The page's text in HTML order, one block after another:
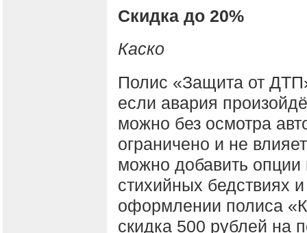
Скидка до 20%
Каско
Полис «Защита от
если авария
можно без осмотра
ограничено и не
можно добавить
стихийных бедствиях
оформлении полиса
скидка 500 рублей на